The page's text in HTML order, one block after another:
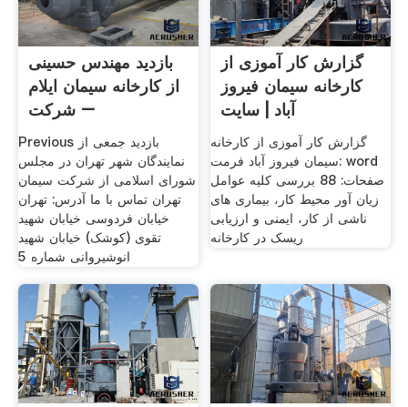
بازدید مهندس حسینی
از کارخانه سیمان ایلام
– شرکت
Previous بازدید جمعی از
نمایندگان شهر تهران در مجلس
شورای اسلامی از شرکت سیمان
تهران تماس با ما آدرس: تهران
خیابان فردوسی خیابان شهید
تقوی (کوشک) خیابان شهید
انوشیروانی شماره 5
گزارش کار آموزی از
کارخانه سیمان فیروز
آباد | سایت
گزارش کار آموزی از کارخانه
سیمان فیروز آباد فرمت: word
صفحات: 88 بررسی کلیه عوامل
زیان آور محیط کار، بیماری های
ناشی از کار، ایمنی و ارزیابی
ریسک در کارخانه